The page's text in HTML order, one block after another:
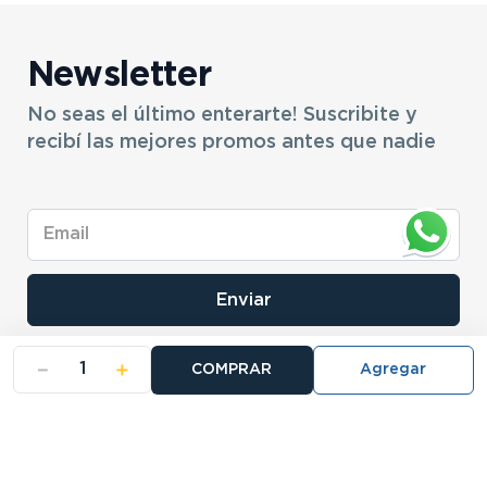
＋
－ COMPRAR
Newsletter
No seas el último enterarte! Suscribite y
recibí las mejores promos antes que nadie
Enviar